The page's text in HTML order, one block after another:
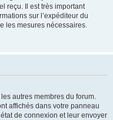
reçu. Il est très important
sur l’expéditeur du
les mesures nécessaires.
autres membres du forum.
affichés dans votre panneau
de connexion et leur envoyer